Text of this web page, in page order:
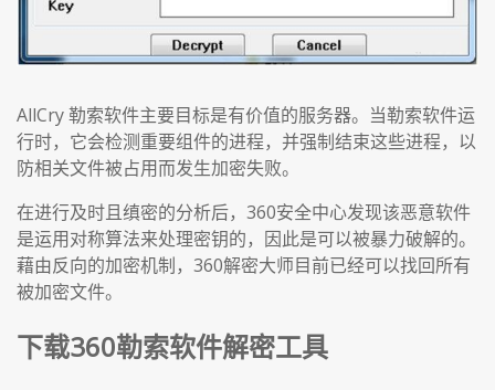
AllCry 勒索软件主要目标是有价值的服务器。当勒索软件运
行时，它会检测重要组件的进程，并强制结束这些进程，以
防相关文件被占用而发生加密失败。
在进行及时且缜密的分析后，360安全中心发现该恶意软件
是运用对称算法来处理密钥的，因此是可以被暴力破解的。
藉由反向的加密机制，360解密大师目前已经可以找回所有
被加密文件。
下载360勒索软件解密工具